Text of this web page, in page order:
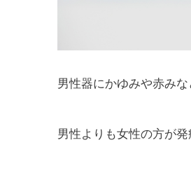
男性器にかゆみや赤み
男性よりも女性の方が